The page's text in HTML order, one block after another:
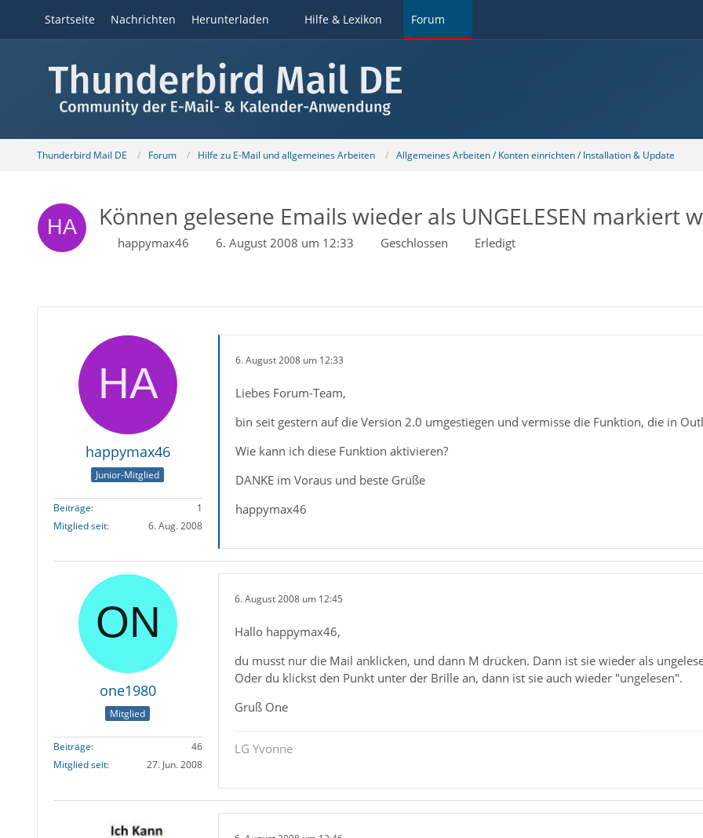
Startseite Nachrichten Herunterladen Hilfe & Lexikon Forum
Thunderbird Mail DE Forum Hilfe zu E-Mail und allgemeines Arbeiten Allgemeines Arbeiten / Konten einrichten / Installation & Update
Können gelesene Emails wieder als UNGELESEN markiert
happymax46 6. August 2008 um 12:33 Geschlossen Erledigt
happymax46
Junior-Mitglied
Beiträge
1
Mitglied seit
6. Aug. 2008
6. August 2008 um 12:33
Liebes Forum-Team,
bin seit gestern auf die Version 2.0 umgestiegen und vermisse die Funktion, die in
Wie kann ich diese Funktion aktivieren?
DANKE im Voraus und beste Grüße
happymax46
one1980
Mitglied
Beiträge
46
Mitglied seit
27. Jun. 2008
6. August 2008 um 12:45
Hallo happymax46,
du musst nur die Mail anklicken, und dann M drücken. Dann ist sie wieder als
Oder du klickst den Punkt unter der Brille an, dann ist sie auch wieder "ungelesen".
Gruß One
LG Yvonne